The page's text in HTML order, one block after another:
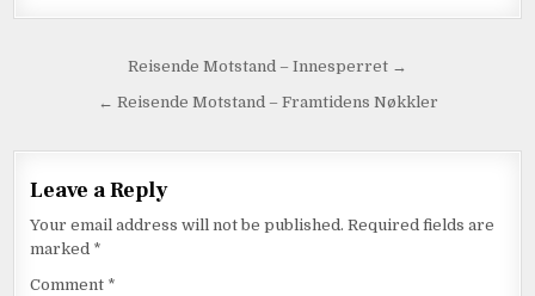
Reisende Motstand – Innesperret →
← Reisende Motstand – Framtidens Nøkkler
Leave a Reply
Your email address will not be published. Required fields are
marked *
Comment *